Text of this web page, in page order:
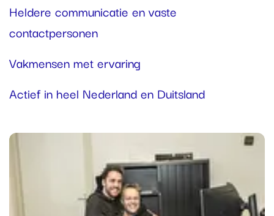
Heldere communicatie en vaste
contactpersonen
Vakmensen met ervaring
Actief in heel Nederland en Duitsland